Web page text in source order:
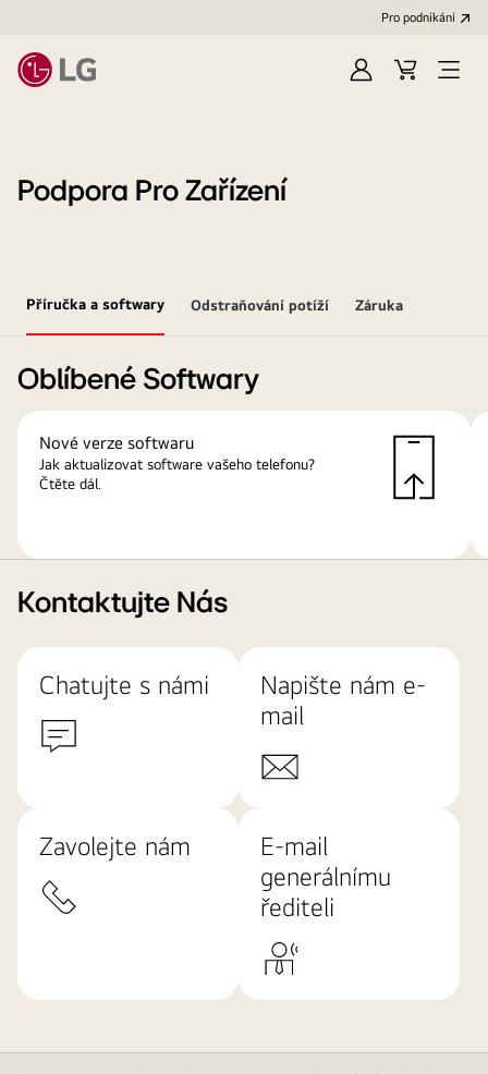
Pro podnikání
Přihlásit
Váš
Open
Podpora Pro Zařízení
Příručka a softwary Odstraňování potíží Záruka
Oblíbené Softwary
Nové verze softwaru
Jak aktualizovat software vašeho telefonu?
Čtěte dál.
Kontaktujte Nás
Chatujte s námi
Napište nám e-
mail
Zavolejte nám
E-mail
generálnímu
řediteli